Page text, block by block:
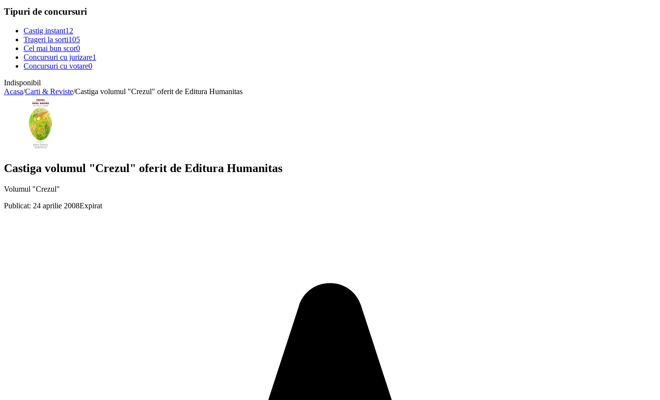
Tipuri de concursuri
Castig instant12
Trageri la sorti105
Cel mai bun scor0
Concursuri cu jurizare1
Concursuri cu votare0
Indisponibil
Acasa/Carti & Reviste/Castiga volumul "Crezul" oferit de Editura Humanitas
Castiga volumul "Crezul" oferit de Editura Humanitas
Volumul "Crezul"
Publicat: 24 aprilie 2008Expirat